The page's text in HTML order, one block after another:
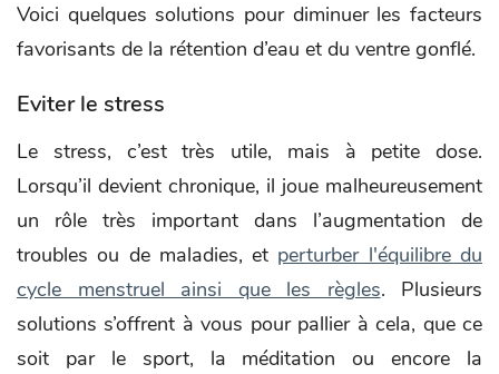
Voici quelques solutions pour diminuer les facteurs
favorisants de la rétention d’eau et du ventre gonflé.
Eviter le stress
Le stress, c’est très utile, mais à petite dose.
Lorsqu’il devient chronique, il joue malheureusement
un rôle très important dans l’augmentation de
troubles ou de maladies, et perturber l'équilibre du
cycle menstruel ainsi que les règles. Plusieurs
solutions s’offrent à vous pour pallier à cela, que ce
soit par le sport, la méditation ou encore la